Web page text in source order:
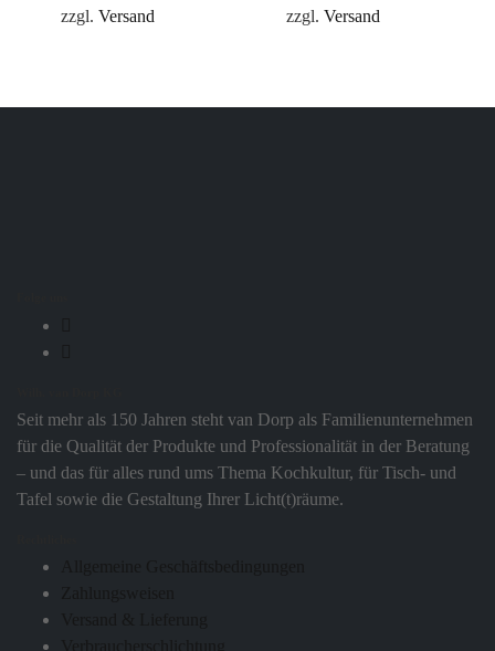
zzgl. Versand
zzgl. Versand
Seit mehr als 150 Jahren steht van Dorp als Familienunternehmen
für die Qualität der Produkte und Professionalität in der Beratung
– und das für alles rund ums Thema Kochkultur, für Tisch- und
Tafel sowie die Gestaltung Ihrer Licht(t)räume.